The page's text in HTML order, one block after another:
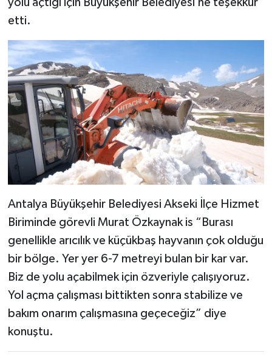
yolu açtığı için Büyükşehir Belediyesi’ne teşekkür
etti.
Antalya Büyükşehir Belediyesi Akseki İlçe Hizmet
Biriminde görevli Murat Özkaynak is “Burası
genellikle arıcılık ve küçükbaş hayvanın çok olduğu
bir bölge. Yer yer 6-7 metreyi bulan bir kar var.
Biz de yolu açabilmek için özveriyle çalışıyoruz.
Yol açma çalışması bittikten sonra stabilize ve
bakım onarım çalışmasına geçeceğiz” diye
konuştu.